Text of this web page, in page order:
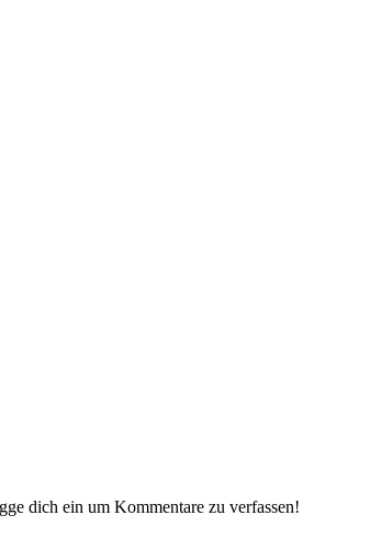
dich ein um Kommentare zu verfassen!